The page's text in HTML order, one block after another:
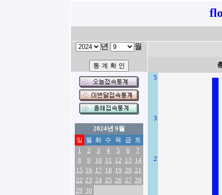
년 월
2024년 9월
일 월 화 수 목 금 토
1
2 3 4 5 6
7
8
9 10 11 12 13 14
15 16 17 18 19 20 21
22 23 24 25 26 27 28
29 30
5
3
2